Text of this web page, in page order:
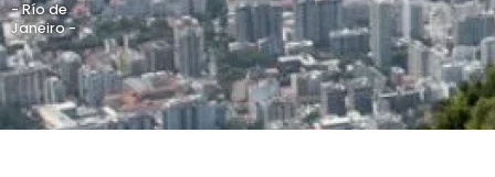
- Río de
Janeiro -